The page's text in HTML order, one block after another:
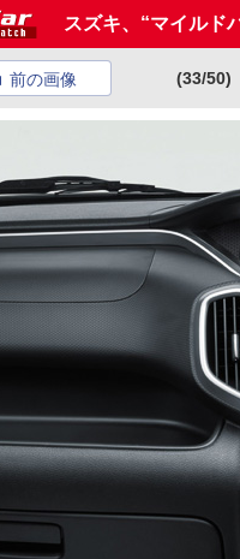
スズキ、“マイルド
前の画像 (33/50)